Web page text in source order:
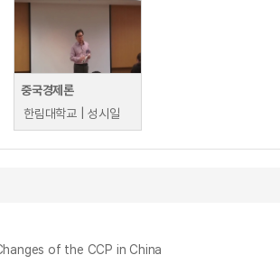
중국경제론
한림대학교 | 성시일
of the CCP in China